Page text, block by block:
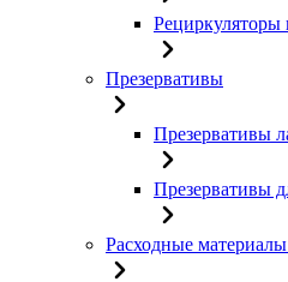
Рециркуляторы
Презервативы
Презервативы
Презервативы
Расходные